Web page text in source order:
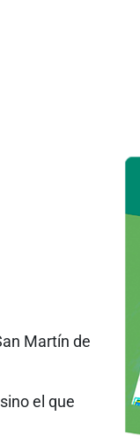
Martín de
el que